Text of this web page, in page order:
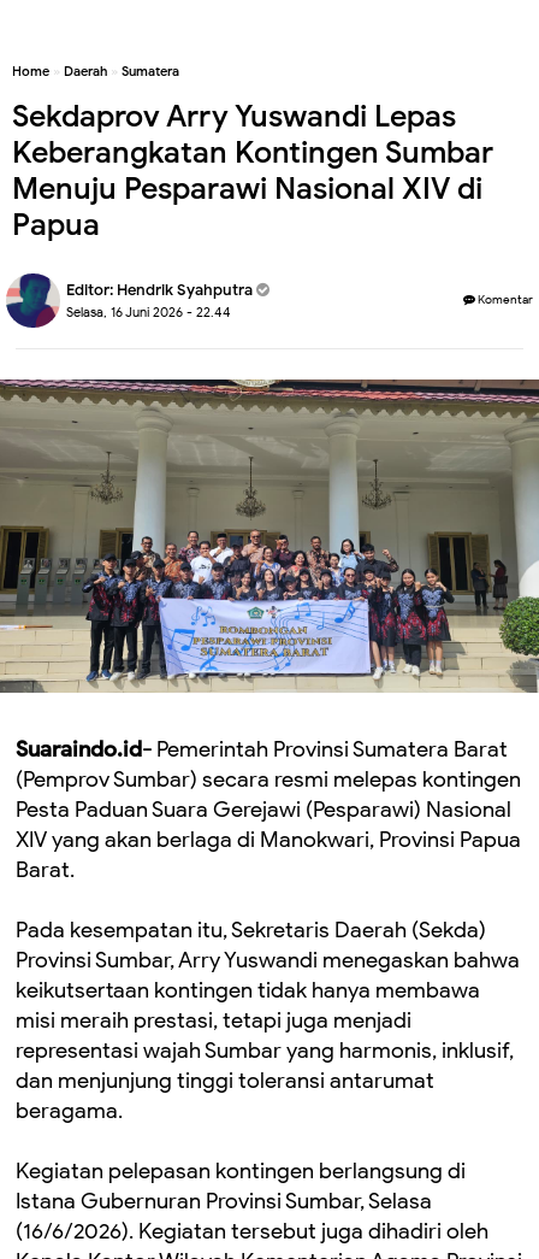
Home » Daerah » Sumatera
Sekdaprov Arry Yuswandi Lepas
Keberangkatan Kontingen Sumbar
Menuju Pesparawi Nasional XIV di
Papua
Editor: Hendrik Syahputra
Selasa, 16 Juni 2026 - 22.44
Komentar
Suaraindo.id- Pemerintah Provinsi Sumatera Barat
(Pemprov Sumbar) secara resmi melepas kontingen
Pesta Paduan Suara Gerejawi (Pesparawi) Nasional
XIV yang akan berlaga di Manokwari, Provinsi Papua
Barat.
Pada kesempatan itu, Sekretaris Daerah (Sekda)
Provinsi Sumbar, Arry Yuswandi menegaskan bahwa
keikutsertaan kontingen tidak hanya membawa
misi meraih prestasi, tetapi juga menjadi
representasi wajah Sumbar yang harmonis, inklusif,
dan menjunjung tinggi toleransi antarumat
beragama.
Kegiatan pelepasan kontingen berlangsung di
Istana Gubernuran Provinsi Sumbar, Selasa
(16/6/2026). Kegiatan tersebut juga dihadiri oleh